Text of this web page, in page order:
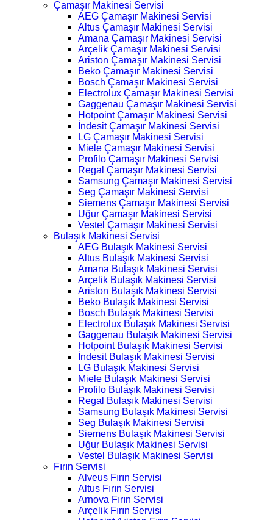
Çamaşır Makinesi Servisi
AEG Çamaşır Makinesi Servisi
Altus Çamaşır Makinesi Servisi
Amana Çamaşır Makinesi Servisi
Arçelik Çamaşır Makinesi Servisi
Ariston Çamaşır Makinesi Servisi
Beko Çamaşır Makinesi Servisi
Bosch Çamaşır Makinesi Servisi
Electrolux Çamaşır Makinesi Servisi
Gaggenau Çamaşır Makinesi Servisi
Hotpoint Çamaşır Makinesi Servisi
İndesit Çamaşır Makinesi Servisi
LG Çamaşır Makinesi Servisi
Miele Çamaşır Makinesi Servisi
Profilo Çamaşır Makinesi Servisi
Regal Çamaşır Makinesi Servisi
Samsung Çamaşır Makinesi Servisi
Seg Çamaşır Makinesi Servisi
Siemens Çamaşır Makinesi Servisi
Uğur Çamaşır Makinesi Servisi
Vestel Çamaşır Makinesi Servisi
Bulaşık Makinesi Servisi
AEG Bulaşık Makinesi Servisi
Altus Bulaşık Makinesi Servisi
Amana Bulaşık Makinesi Servisi
Arçelik Bulaşık Makinesi Servisi
Ariston Bulaşık Makinesi Servisi
Beko Bulaşık Makinesi Servisi
Bosch Bulaşık Makinesi Servisi
Electrolux Bulaşık Makinesi Servisi
Gaggenau Bulaşık Makinesi Servisi
Hotpoint Bulaşık Makinesi Servisi
İndesit Bulaşık Makinesi Servisi
LG Bulaşık Makinesi Servisi
Miele Bulaşık Makinesi Servisi
Profilo Bulaşık Makinesi Servisi
Regal Bulaşık Makinesi Servisi
Samsung Bulaşık Makinesi Servisi
Seg Bulaşık Makinesi Servisi
Siemens Bulaşık Makinesi Servisi
Uğur Bulaşık Makinesi Servisi
Vestel Bulaşık Makinesi Servisi
Fırın Servisi
Alveus Fırın Servisi
Altus Fırın Servisi
Arnova Fırın Servisi
Arçelik Fırın Servisi